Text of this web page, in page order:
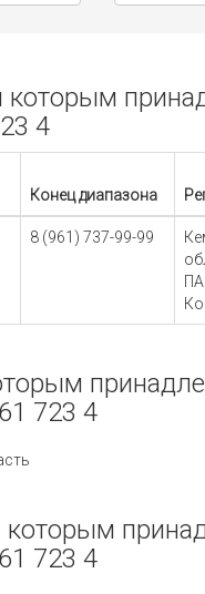
которым
4
Конец диапазона
8 (961) 737-99-99
723 4
которым
723 4